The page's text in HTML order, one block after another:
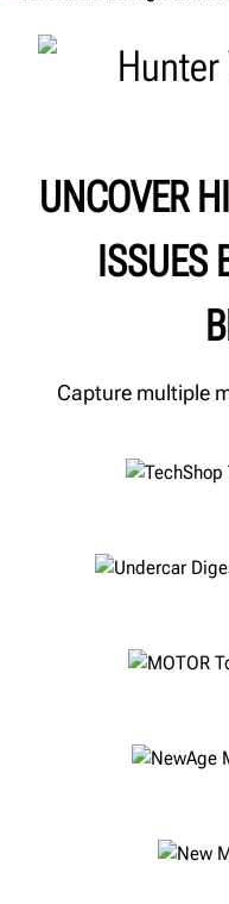
UNCOVER
ISSUES
Capture multiple